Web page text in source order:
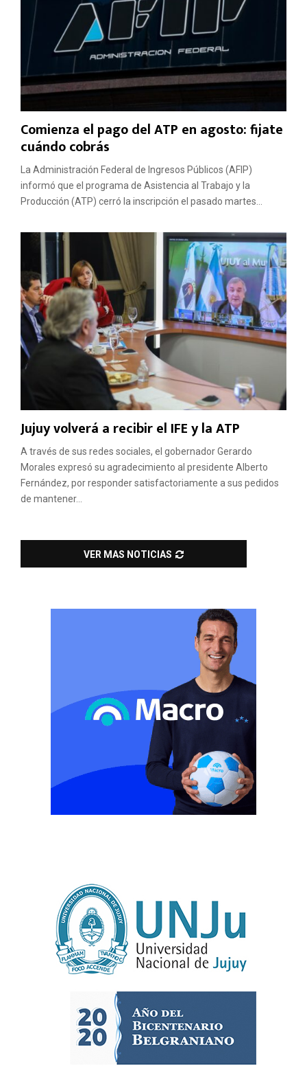
Comienza el pago del ATP en agosto: fijate
cuándo cobrás
La Administración Federal de Ingresos Públicos (AFIP)
informó que el programa de Asistencia al Trabajo y la
Producción (ATP) cerró la inscripción el pasado martes...
Jujuy volverá a recibir el IFE y la ATP
A través de sus redes sociales, el gobernador Gerardo
Morales expresó su agradecimiento al presidente Alberto
Fernández, por responder satisfactoriamente a sus pedidos
de mantener...
VER MAS NOTICIAS